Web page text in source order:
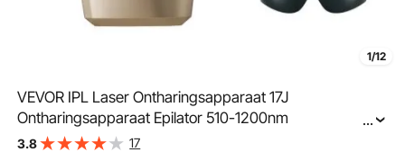
1/12
VEVOR IPL Laser Ontharingsapparaat 17J
Ontharingsapparaat Epilator 510-1200nm
Golflengtebereik 3,0 m² Lichtuitstralend oppervlak 5-
...
3.8 17